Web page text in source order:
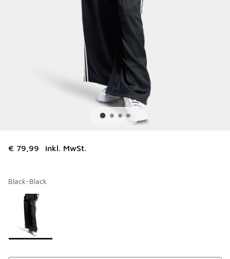
€ 79,99 inkl. MwSt.
Black-Black
Seite 1 von 1 zeigt die Farben 1 bis 1 von 1 an.
Bitte wählen Sie einen Stil aus